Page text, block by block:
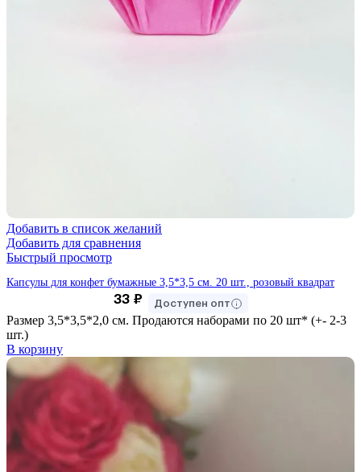
Добавить в список желаний
Добавить для сравнения
Быстрый просмотр
Капсулы для конфет бумажные 3,5*3,5 см. 20 шт., розовый квадрат
33 ₽ Доступен опт
Размер 3,5*3,5*2,0 см. Продаются наборами по 20 шт* (+- 2-3
шт.)
В корзину